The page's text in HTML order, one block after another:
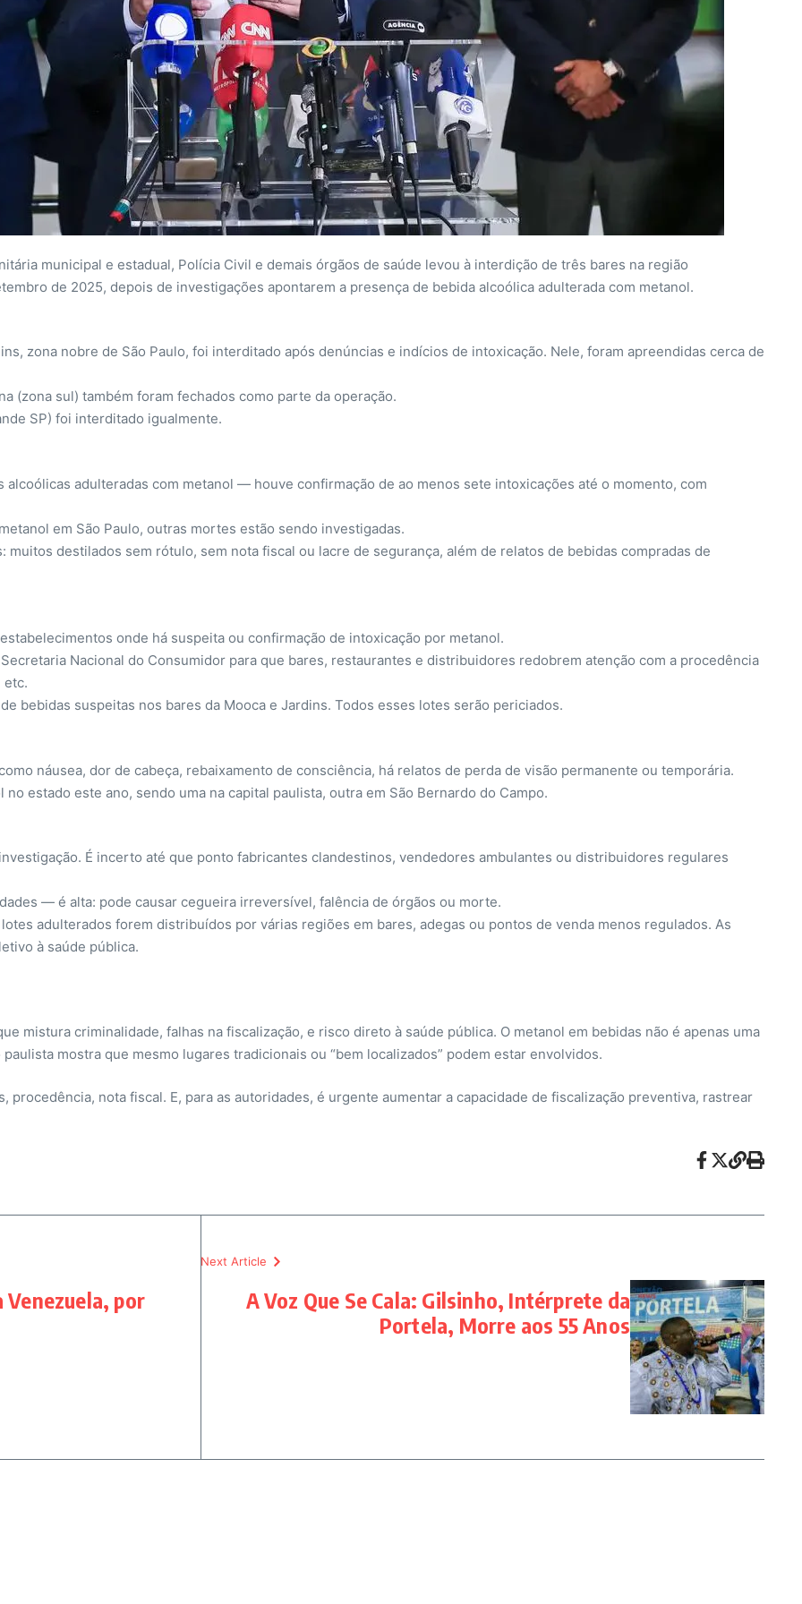
municipal e estadual, Polícia Civil e demais órgãos de saúde levou à interdição de três bares na região
de 2025, depois de investigações apontarem a presença de bebida alcoólica adulterada com metanol.
zona nobre de São Paulo, foi interditado após denúncias e indícios de intoxicação. Nele, foram apreendidas cerca de
(zona sul) também foram fechados como parte da operação.
SP) foi interditado igualmente.
adulteradas com metanol — houve confirmação de ao menos sete intoxicações até o momento, com
em São Paulo, outras mortes estão sendo investigadas.
muitos destilados sem rótulo, sem nota fiscal ou lacre de segurança, além de relatos de bebidas compradas de
onde há suspeita ou confirmação de intoxicação por metanol.
Nacional do Consumidor para que bares, restaurantes e distribuidores redobrem atenção com a procedência
etc.
bebidas suspeitas nos bares da Mooca e Jardins. Todos esses lotes serão periciados.
náusea, dor de cabeça, rebaixamento de consciência, há relatos de perda de visão permanente ou temporária.
estado este ano, sendo uma na capital paulista, outra em São Bernardo do Campo.
É incerto até que ponto fabricantes clandestinos, vendedores ambulantes ou distribuidores regulares
— é alta: pode causar cegueira irreversível, falência de órgãos ou morte.
adulterados forem distribuídos por várias regiões em bares, adegas ou pontos de venda menos regulados. As
à saúde pública.
mistura criminalidade, falhas na fiscalização, e risco direto à saúde pública. O metanol em bebidas não é apenas uma
mostra que mesmo lugares tradicionais ou “bem localizados” podem estar envolvidos.
procedência, nota fiscal. E, para as autoridades, é urgente aumentar a capacidade de fiscalização preventiva, rastrear
Venezuela, por
Next Article
A Voz Que Se Cala: Gilsinho, Intérprete da
Portela, Morre aos 55 Anos